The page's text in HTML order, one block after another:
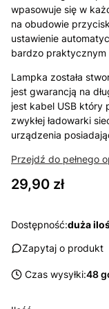
wpasowuje się w
na obudowie
ustawienie
bardzo praktycznym
Lampka została
jest gwarancją na
jest kabel USB który
zwykłej ładowarki
urządzenia
Przejdź do pełnego
Cena
29,90 zł
Dostępność:duża
Zapytaj o produkt
Czas wysyłki:48